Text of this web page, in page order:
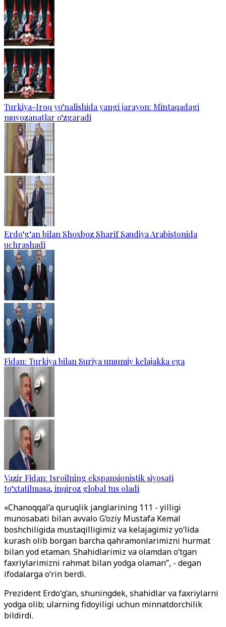
Turkiya-Iroq yo‘nalishida yangi jarayon: Mintaqadagi
muvozanatlar o‘zgaradi
Erdo‘g‘an bilan Shoxboz Sharif Saudiya Arabistonida
uchrashadi
Fidan: Turkiya bilan Suriya umumiy kelajakka ega
Vazir Fidan: Isroilning ekspansionistik siyosati
to‘xtatilmasa, inqiroz global tus oladi
«Chanoqqal’a quruqlik janglarining 111 - yilligi
munosabati bilan avvalo G‘oziy Mustafa Kemal
boshchiligida mustaqilligimiz va kelajagimiz yo‘lida
kurash olib borgan barcha qahramonlarimizni hurmat
bilan yod etaman. Shahidlarimiz va olamdan o‘tgan
faxriylarimizni rahmat bilan yodga olaman”, - degan
ifodalarga o‘rin berdi.
Prezident Erdo‘g‘an, shuningdek, shahidlar va faxriylarni
yodga olib; ularning fidoyiligi uchun minnatdorchilik
bildirdi.